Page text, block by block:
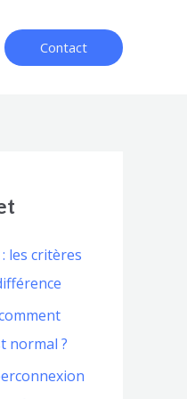
Contact
les critères
normal ?